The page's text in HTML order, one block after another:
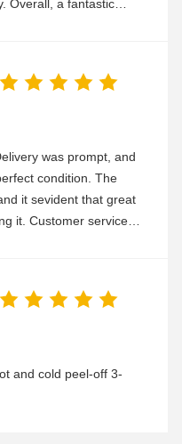
Overall, a fantastic
was prompt, and
condition. The
it sevident that great
it. Customer service
and cold peel-off 3-